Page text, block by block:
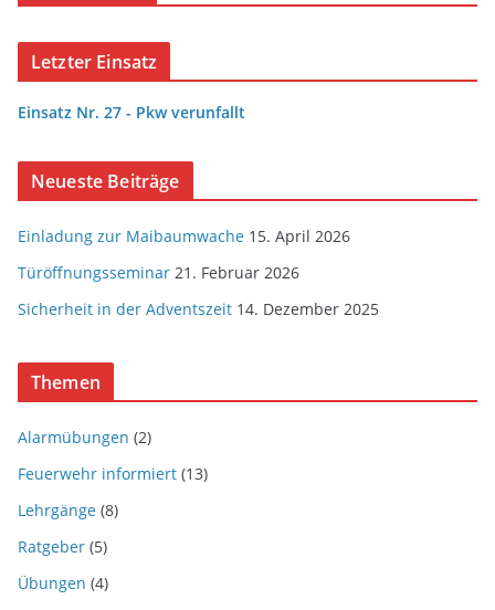
Letzter Einsatz
Einsatz Nr. 27 - Pkw verunfallt
Neueste Beiträge
Einladung zur Maibaumwache 15. April 2026
Türöffnungsseminar 21. Februar 2026
Sicherheit in der Adventszeit 14. Dezember 2025
Themen
Alarmübungen (2)
Feuerwehr informiert (13)
Lehrgänge (8)
Ratgeber (5)
Übungen (4)